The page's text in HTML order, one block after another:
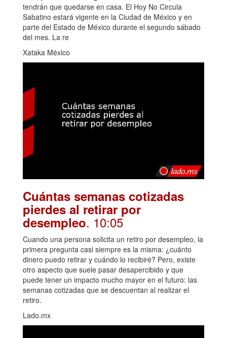
tendrán que quedarse en casa. El Hoy No Circula
Sabatino estará vigente en la Ciudad de México y en
parte del Estado de México durante el segundo sábado
del mes. La re
Xataka México
Cuántas semanas cotizadas
pierdes al retirar por
desempleo. 10:05
Cuando una persona solicita un retiro por desempleo, la
primera pregunta casi siempre es la misma: ¿cuánto
dinero puedo retirar y cuándo lo recibiré? Pero, existe
otro aspecto que suele pasar desapercibido y que
puede tener un impacto mucho mayor en el futuro: las
semanas cotizadas que se descuentan al realizar el
retiro.
Lado.mx